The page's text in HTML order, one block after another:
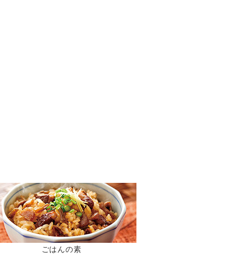
ごはんの素